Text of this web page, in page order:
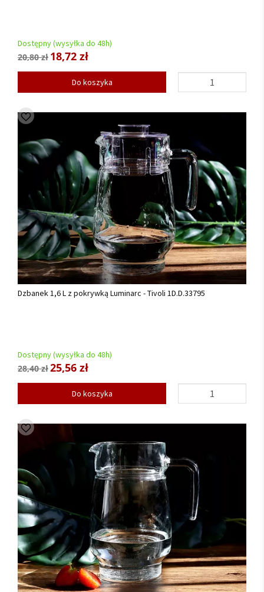
Dostępny (wysyłka do 48h)
20,80 zł 18,72 zł
Do koszyka
Dzbanek 1,6 L z pokrywką Luminarc - Tivoli 1D.D.33795
Dostępny (wysyłka do 48h)
28,40 zł25,56 zł
Do koszyka